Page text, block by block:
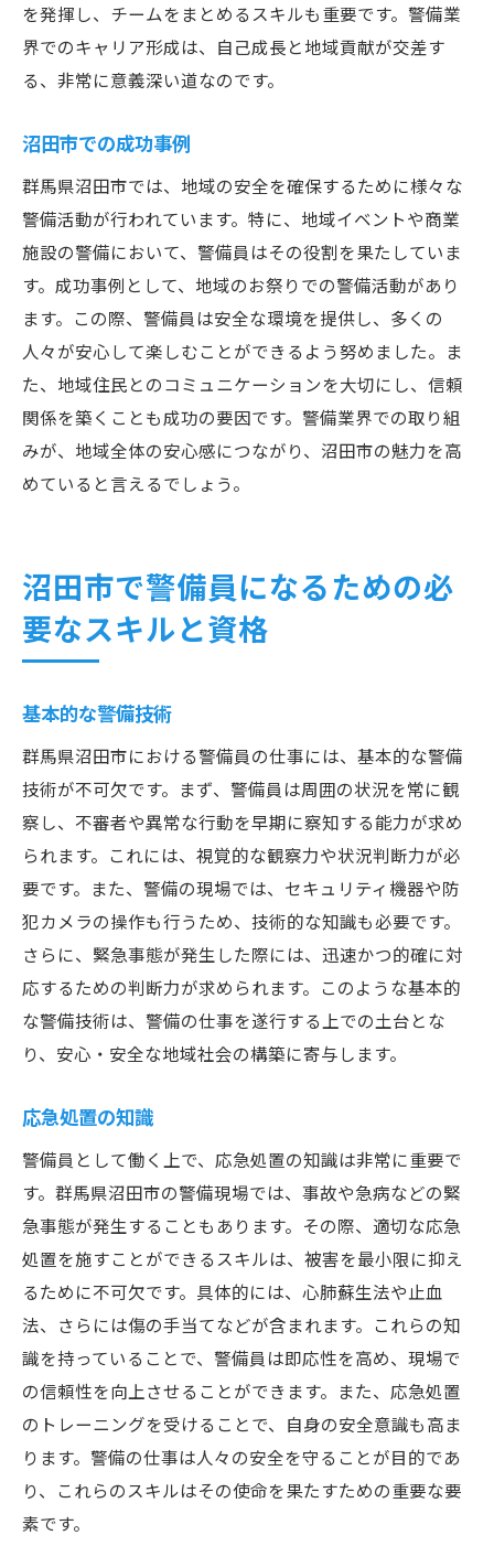
を発揮し、チームをまとめるスキルも重要です。警備業
界でのキャリア形成は、自己成長と地域貢献が交差す
る、非常に意義深い道なのです。
沼田市での成功事例
群馬県沼田市では、地域の安全を確保するために様々な
警備活動が行われています。特に、地域イベントや商業
施設の警備において、警備員はその役割を果たしていま
す。成功事例として、地域のお祭りでの警備活動があり
ます。この際、警備員は安全な環境を提供し、多くの
人々が安心して楽しむことができるよう努めました。ま
た、地域住民とのコミュニケーションを大切にし、信頼
関係を築くことも成功の要因です。警備業界での取り組
みが、地域全体の安心感につながり、沼田市の魅力を高
めていると言えるでしょう。
沼田市で警備員になるための必
要なスキルと資格
基本的な警備技術
群馬県沼田市における警備員の仕事には、基本的な警備
技術が不可欠です。まず、警備員は周囲の状況を常に観
察し、不審者や異常な行動を早期に察知する能力が求め
られます。これには、視覚的な観察力や状況判断力が必
要です。また、警備の現場では、セキュリティ機器や防
犯カメラの操作も行うため、技術的な知識も必要です。
さらに、緊急事態が発生した際には、迅速かつ的確に対
応するための判断力が求められます。このような基本的
な警備技術は、警備の仕事を遂行する上での土台とな
り、安心・安全な地域社会の構築に寄与します。
応急処置の知識
警備員として働く上で、応急処置の知識は非常に重要で
す。群馬県沼田市の警備現場では、事故や急病などの緊
急事態が発生することもあります。その際、適切な応急
処置を施すことができるスキルは、被害を最小限に抑え
るために不可欠です。具体的には、心肺蘇生法や止血
法、さらには傷の手当てなどが含まれます。これらの知
識を持っていることで、警備員は即応性を高め、現場で
の信頼性を向上させることができます。また、応急処置
のトレーニングを受けることで、自身の安全意識も高ま
ります。警備の仕事は人々の安全を守ることが目的であ
り、これらのスキルはその使命を果たすための重要な要
素です。